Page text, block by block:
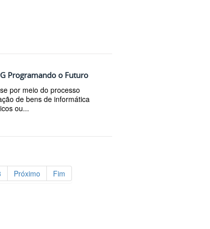
Programando o Futuro
por meio do processo
de bens de informática
ou...
Próximo Fim